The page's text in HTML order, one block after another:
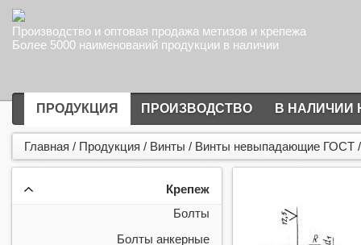
Производство и оптовая продажа метизов и крепежа
Более 5000 наименований продукции в наличии
ПРОДУКЦИЯ ПРОИЗВОДСТВО В НАЛИЧИИ
Главная / Продукция / Винты / Винты невыпадающие ГОСТ
Крепеж
Болты
Болты анкерные